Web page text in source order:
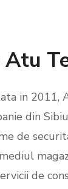
Atu
in 2011,
din
de
de